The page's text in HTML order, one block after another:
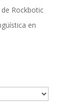
Rockbotic
en